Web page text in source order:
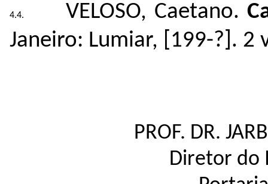
VELOSO, Caetano.
Janeiro: Lumiar, [199-?]. 2
PROF. DR.
Diretor do